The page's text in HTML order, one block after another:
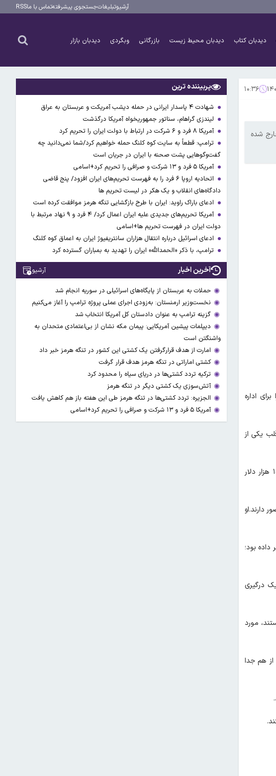
آرشیوتبلیغاتجستجوی پیشرفتهتماس با ماRSS
دیدبان کتاب دیدبان محیط زیست بازرگانی وبگردی دیدبان بازار
۱۰:۳۶
شده
نزدیک به ۱۰۰ کهنه‌سرباز را برای اداره
یکی از
شرکت کوچک «یو جی سولوشن» که در سال ۲۰۲۳ تاسیس شده و مرکز آن در کارولینای شمالی است، علاوه بر پیش‌پرداخت ۱۰ هزار دلار
دارند.او
بود؛
درگیری
مورد
هم جدا
پربیننده ترین
شهادت ۴ پاسدار ایرانی در حمله دیشب آمریکت و عربستان به عراق
لیندزی گراهام، سناتور جمهوریخواه آمریکا درگذشت
آمریکا ۸ فرد و ۶ شرکت در ارتباط با دولت ایران را تحریم کرد
ترامپ: قطعاً به سایت کوه کلنگ حمله خواهیم کرد/شما نمی‌دانید چه
گفت‌وگوهایی پشت صحنه با ایران در جریان است
آمریکا ۵ فرد و ۱۳ شرکت و صرافی را تحریم کرد+اسامی
اتحادیه اروپا ۶ فرد را به فهرست تحریم‌های ایران افزود/ پنج قاضی
دادگاه‌های انقلاب و یک هکر در لیست تحریم ها
ادعای باراک راوید: ایران با طرح بازگشایی تنگه هرمز موافقت کرده است
آمریکا تحریم‌های جدیدی علیه ایران اعمال کرد/ ۴ فرد و ۹ نهاد مرتبط با
دولت ایران در فهرست تحریم ها+اسامی
ادعای اسرائیل درباره انتقال هزاران سانتریفیوژ ایران به اعماق کوه کلنگ
ترامپ، با ذکر «الحمدالله» ایران را تهدید به بمباران گسترده کرد
آخرین اخبار آرشیو
حملات به عربستان از پایگاه‌های اسرائیلی در سوریه انجام شد
نخست‌وزیر ارمنستان: به‌زودی اجرای عملی پروژه ترامپ را آغاز می‌کنیم
گزینه ترامپ به عنوان دادستان کل آمریکا انتخاب شد
دیپلمات پیشین آمریکایی: پیمان مکه نشان از بی‌اعتمادی متحدان به
واشنگتن است
امارت از هدف قرارگرفتن یک کشتی این کشور در تنگه هرمز خبر داد
کشتی اماراتی در تنگه هرمز هدف قرار گرفت
ترکیه تردد کشتی‌ها در دریای سیاه را محدود کرد
آتش‌سوزی یک کشتی دیگر در تنگه هرمز
الجزیره: تردد کشتی‌ها در تنگه هرمز طی این هفته باز هم کاهش یافت
آمریکا ۵ فرد و ۱۳ شرکت و صرافی را تحریم کرد+اسامی